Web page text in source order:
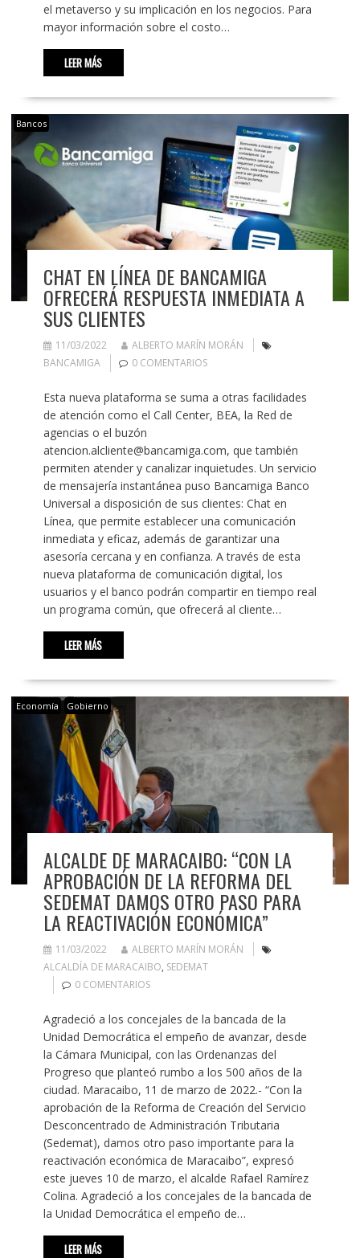
el metaverso y su implicación en los negocios. Para
mayor información sobre el costo…
LEER MÁS
Bancos
CHAT EN LÍNEA DE BANCAMIGA
OFRECERÁ RESPUESTA INMEDIATA A
SUS CLIENTES
11/03/2022
ALBERTO MARÍN MORÁN
BANCAMIGA
0 COMENTARIOS
Esta nueva plataforma se suma a otras facilidades
de atención como el Call Center, BEA, la Red de
agencias o el buzón
atencion.alcliente@bancamiga.com, que también
permiten atender y canalizar inquietudes. Un servicio
de mensajería instantánea puso Bancamiga Banco
Universal a disposición de sus clientes: Chat en
Línea, que permite establecer una comunicación
inmediata y eficaz, además de garantizar una
asesoría cercana y en confianza. A través de esta
nueva plataforma de comunicación digital, los
usuarios y el banco podrán compartir en tiempo real
un programa común, que ofrecerá al cliente…
LEER MÁS
Economía Gobierno
ALCALDE DE MARACAIBO: “CON LA
APROBACIÓN DE LA REFORMA DEL
SEDEMAT DAMOS OTRO PASO PARA
LA REACTIVACIÓN ECONÓMICA”
11/03/2022
ALBERTO MARÍN MORÁN
ALCALDÍA DE MARACAIBO, SEDEMAT
0 COMENTARIOS
Agradeció a los concejales de la bancada de la
Unidad Democrática el empeño de avanzar, desde
la Cámara Municipal, con las Ordenanzas del
Progreso que planteó rumbo a los 500 años de la
ciudad. Maracaibo, 11 de marzo de 2022.- “Con la
aprobación de la Reforma de Creación del Servicio
Desconcentrado de Administración Tributaria
(Sedemat), damos otro paso importante para la
reactivación económica de Maracaibo”, expresó
este jueves 10 de marzo, el alcalde Rafael Ramírez
Colina. Agradeció a los concejales de la bancada de
la Unidad Democrática el empeño de…
LEER MÁS